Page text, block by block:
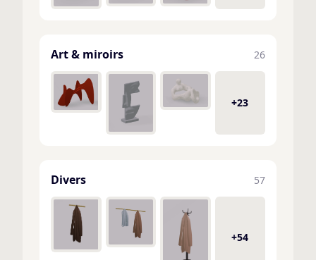
Art & miroirs 26
+23
Divers 57
+54